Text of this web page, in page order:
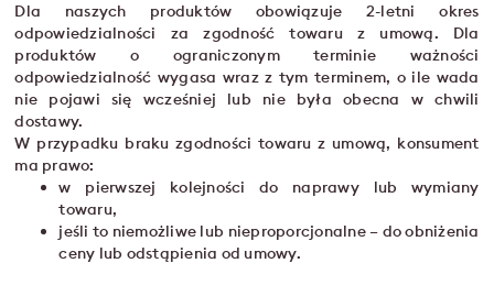
Dla naszych produktów obowiązuje 2-letni okres
odpowiedzialności za zgodność towaru z umową. Dla
produktów o ograniczonym terminie ważności
odpowiedzialność wygasa wraz z tym terminem, o ile wada
nie pojawi się wcześniej lub nie była obecna w chwili
dostawy.
W przypadku braku zgodności towaru z umową, konsument
ma prawo:
w pierwszej kolejności do naprawy lub wymiany
towaru,
jeśli to niemożliwe lub nieproporcjonalne – do obniżenia
ceny lub odstąpienia od umowy.